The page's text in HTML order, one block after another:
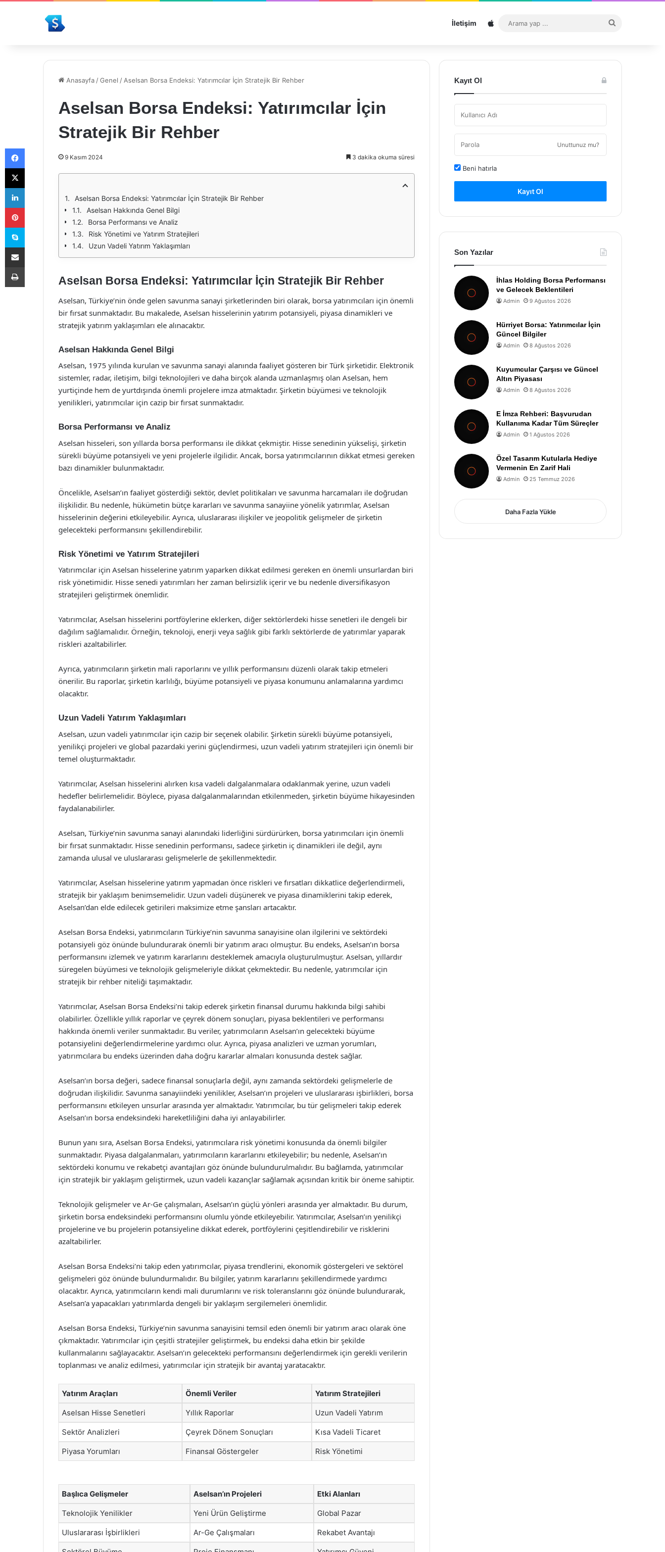
İletişim Sitemap
...
Anasayfa /Genel / Aselsan Borsa Endeksi: Yatırımcılar İçin Stratejik Bir Rehber
Aselsan Borsa Endeksi: Yatırımcılar İçin
Stratejik Bir Rehber
9 Kasım 2024 3 dakika okuma süresi
Aselsan Borsa Endeksi: Yatırımcılar İçin Stratejik Bir Rehber
Aselsan Hakkında Genel Bilgi
Borsa Performansı ve Analiz
Risk Yönetimi ve Yatırım Stratejileri
Uzun Vadeli Yatırım Yaklaşımları
Aselsan Borsa Endeksi: Yatırımcılar İçin Stratejik Bir Rehber
Aselsan, Türkiye’nin önde gelen savunma sanayi şirketlerinden biri olarak, borsa yatırımcıları için önemli
bir fırsat sunmaktadır. Bu makalede, Aselsan hisselerinin yatırım potansiyeli, piyasa dinamikleri ve
stratejik yatırım yaklaşımları ele alınacaktır.
Aselsan Hakkında Genel Bilgi
Aselsan, 1975 yılında kurulan ve savunma sanayi alanında faaliyet gösteren bir Türk şirketidir. Elektronik
sistemler, radar, iletişim, bilgi teknolojileri ve daha birçok alanda uzmanlaşmış olan Aselsan, hem
yurtiçinde hem de yurtdışında önemli projelere imza atmaktadır. Şirketin büyümesi ve teknolojik
yenilikleri, yatırımcılar için cazip bir fırsat sunmaktadır.
Borsa Performansı ve Analiz
Aselsan hisseleri, son yıllarda borsa performansı ile dikkat çekmiştir. Hisse senedinin yükselişi, şirketin
sürekli büyüme potansiyeli ve yeni projelerle ilgilidir. Ancak, borsa yatırımcılarının dikkat etmesi gereken
bazı dinamikler bulunmaktadır.
Öncelikle, Aselsan’ın faaliyet gösterdiği sektör, devlet politikaları ve savunma harcamaları ile doğrudan
ilişkilidir. Bu nedenle, hükümetin bütçe kararları ve savunma sanayiine yönelik yatırımlar, Aselsan
hisselerinin değerini etkileyebilir. Ayrıca, uluslararası ilişkiler ve jeopolitik gelişmeler de şirketin
gelecekteki performansını şekillendirebilir.
Risk Yönetimi ve Yatırım Stratejileri
Yatırımcılar için Aselsan hisselerine yatırım yaparken dikkat edilmesi gereken en önemli unsurlardan biri
risk yönetimidir. Hisse senedi yatırımları her zaman belirsizlik içerir ve bu nedenle diversifikasyon
stratejileri geliştirmek önemlidir.
Yatırımcılar, Aselsan hisselerini portföylerine eklerken, diğer sektörlerdeki hisse senetleri ile dengeli bir
dağılım sağlamalıdır. Örneğin, teknoloji, enerji veya sağlık gibi farklı sektörlerde de yatırımlar yaparak
riskleri azaltabilirler.
Ayrıca, yatırımcıların şirketin mali raporlarını ve yıllık performansını düzenli olarak takip etmeleri
önerilir. Bu raporlar, şirketin karlılığı, büyüme potansiyeli ve piyasa konumunu anlamalarına yardımcı
olacaktır.
Uzun Vadeli Yatırım Yaklaşımları
Aselsan, uzun vadeli yatırımcılar için cazip bir seçenek olabilir. Şirketin sürekli büyüme potansiyeli,
yenilikçi projeleri ve global pazardaki yerini güçlendirmesi, uzun vadeli yatırım stratejileri için önemli bir
temel oluşturmaktadır.
Yatırımcılar, Aselsan hisselerini alırken kısa vadeli dalgalanmalara odaklanmak yerine, uzun vadeli
hedefler belirlemelidir. Böylece, piyasa dalgalanmalarından etkilenmeden, şirketin büyüme hikayesinden
faydalanabilirler.
Aselsan, Türkiye’nin savunma sanayi alanındaki liderliğini sürdürürken, borsa yatırımcıları için önemli
bir fırsat sunmaktadır. Hisse senedinin performansı, sadece şirketin iç dinamikleri ile değil, aynı
zamanda ulusal ve uluslararası gelişmelerle de şekillenmektedir.
Yatırımcılar, Aselsan hisselerine yatırım yapmadan önce riskleri ve fırsatları dikkatlice değerlendirmeli,
stratejik bir yaklaşım benimsemelidir. Uzun vadeli düşünerek ve piyasa dinamiklerini takip ederek,
Aselsan’dan elde edilecek getirileri maksimize etme şansları artacaktır.
Aselsan Borsa Endeksi, yatırımcıların Türkiye’nin savunma sanayisine olan ilgilerini ve sektördeki
potansiyeli göz önünde bulundurarak önemli bir yatırım aracı olmuştur. Bu endeks, Aselsan’ın borsa
performansını izlemek ve yatırım kararlarını desteklemek amacıyla oluşturulmuştur. Aselsan, yıllardır
süregelen büyümesi ve teknolojik gelişmeleriyle dikkat çekmektedir. Bu nedenle, yatırımcılar için
stratejik bir rehber niteliği taşımaktadır.
Yatırımcılar, Aselsan Borsa Endeksi’ni takip ederek şirketin finansal durumu hakkında bilgi sahibi
olabilirler. Özellikle yıllık raporlar ve çeyrek dönem sonuçları, piyasa beklentileri ve performansı
hakkında önemli veriler sunmaktadır. Bu veriler, yatırımcıların Aselsan’ın gelecekteki büyüme
potansiyelini değerlendirmelerine yardımcı olur. Ayrıca, piyasa analizleri ve uzman yorumları,
yatırımcılara bu endeks üzerinden daha doğru kararlar almaları konusunda destek sağlar.
Aselsan’ın borsa değeri, sadece finansal sonuçlarla değil, aynı zamanda sektördeki gelişmelerle de
doğrudan ilişkilidir. Savunma sanayiindeki yenilikler, Aselsan’ın projeleri ve uluslararası işbirlikleri, borsa
performansını etkileyen unsurlar arasında yer almaktadır. Yatırımcılar, bu tür gelişmeleri takip ederek
Aselsan’ın borsa endeksindeki hareketliliğini daha iyi anlayabilirler.
Bunun yanı sıra, Aselsan Borsa Endeksi, yatırımcılara risk yönetimi konusunda da önemli bilgiler
sunmaktadır. Piyasa dalgalanmaları, yatırımcıların kararlarını etkileyebilir; bu nedenle, Aselsan’ın
sektördeki konumu ve rekabetçi avantajları göz önünde bulundurulmalıdır. Bu bağlamda, yatırımcılar
için stratejik bir yaklaşım geliştirmek, uzun vadeli kazançlar sağlamak açısından kritik bir öneme sahiptir.
Teknolojik gelişmeler ve Ar-Ge çalışmaları, Aselsan’ın güçlü yönleri arasında yer almaktadır. Bu durum,
şirketin borsa endeksindeki performansını olumlu yönde etkileyebilir. Yatırımcılar, Aselsan’ın yenilikçi
projelerine ve bu projelerin potansiyeline dikkat ederek, portföylerini çeşitlendirebilir ve risklerini
azaltabilirler.
Aselsan Borsa Endeksi’ni takip eden yatırımcılar, piyasa trendlerini, ekonomik göstergeleri ve sektörel
gelişmeleri göz önünde bulundurmalıdır. Bu bilgiler, yatırım kararlarını şekillendirmede yardımcı
olacaktır. Ayrıca, yatırımcıların kendi mali durumlarını ve risk toleranslarını göz önünde bulundurarak,
Aselsan’a yapacakları yatırımlarda dengeli bir yaklaşım sergilemeleri önemlidir.
Aselsan Borsa Endeksi, Türkiye’nin savunma sanayisini temsil eden önemli bir yatırım aracı olarak öne
çıkmaktadır. Yatırımcılar için çeşitli stratejiler geliştirmek, bu endeksi daha etkin bir şekilde
kullanmalarını sağlayacaktır. Aselsan’ın gelecekteki performansını değerlendirmek için gerekli verilerin
toplanması ve analiz edilmesi, yatırımcılar için stratejik bir avantaj yaratacaktır.
Yatırım Araçları Önemli Veriler Yatırım Stratejileri
Aselsan Hisse Senetleri Yıllık Raporlar Uzun Vadeli Yatırım
Sektör Analizleri Çeyrek Dönem Sonuçları Kısa Vadeli Ticaret
Piyasa Yorumları Finansal Göstergeler Risk Yönetimi
Başlıca Gelişmeler Aselsan’ın Projeleri Etki Alanları
Teknolojik Yenilikler Yeni Ürün Geliştirme Global Pazar
Uluslararası İşbirlikleri Ar-Ge Çalışmaları Rekabet Avantajı
Kayıt Ol
Unuttunuz mu?
Beni hatırla
Kayıt Ol
Son Yazılar
İhlas Holding Borsa Performansı
ve Gelecek Beklentileri
Admin 9 Ağustos 2026
Hürriyet Borsa: Yatırımcılar İçin
Güncel Bilgiler
Admin 8 Ağustos 2026
Kuyumcular Çarşısı ve Güncel
Altın Piyasası
Admin 8 Ağustos 2026
E İmza Rehberi: Başvurudan
Kullanıma Kadar Tüm Süreçler
Admin 1 Ağustos 2026
Özel Tasarım Kutularla Hediye
Vermenin En Zarif Hali
Admin 25 Temmuz 2026
Daha Fazla Yükle
Facebook
X
LinkedIn
Pinterest
Skype
E-Posta ile paylaş